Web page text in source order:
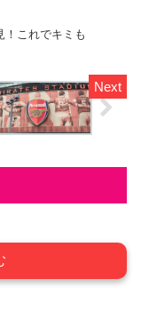
！これでキミも